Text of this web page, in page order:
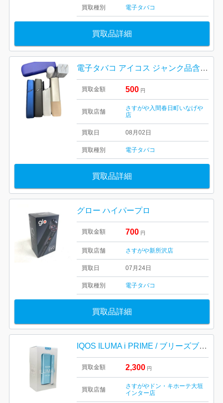
買取種別 電子タバコ
買取品詳細
電子タバコ アイコス ジャンク品含め おまとめ
買取金額 500 円
買取店舗
さすがや入間春日町いなげや
店
買取日 08月02日
買取種別 電子タバコ
買取品詳細
グロー ハイパープロ
買取金額 700 円
買取店舗 さすがや新所沢店
買取日 07月24日
買取種別 電子タバコ
買取品詳細
IQOS ILUMA i PRIME / ブリーズブルー / 電子タバコ / アイコス / イルマ アイ / プライム
買取金額 2,300 円
買取店舗
さすがやドン・キホーテ大垣
インター店